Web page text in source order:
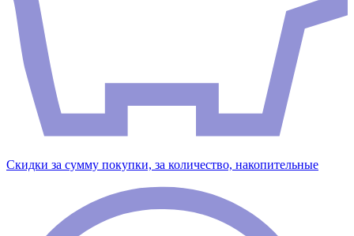
Скидки за сумму покупки, за количество, накопительные